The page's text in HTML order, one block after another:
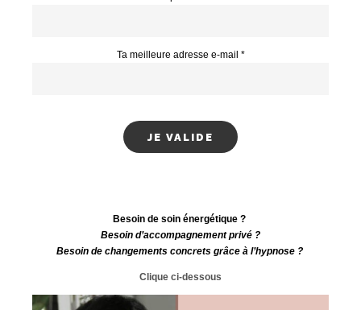
Besoin de soin énergétique ?
Besoin d’accompagnement privé ?
Besoin de changements concrets grâce à l’hypnose ?
Clique ci-dessous